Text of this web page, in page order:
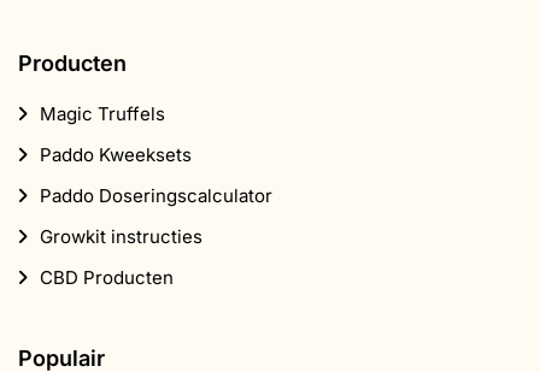
Producten
Magic Truffels
Paddo Kweeksets
Paddo Doseringscalculator
Growkit instructies
CBD Producten
Populair